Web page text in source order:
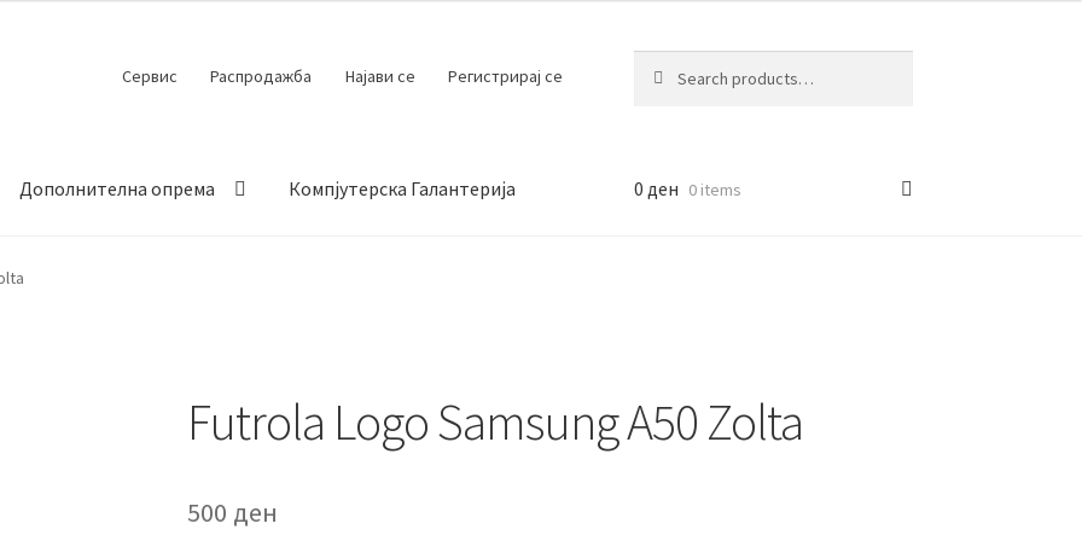
Сервис Распродажба Најави се Регистрирај се
for:
Дополнителна опрема Компјутерска Галантерија 0 ден 0 items
Futrola Logo Samsung A50 Zolta
500 ден